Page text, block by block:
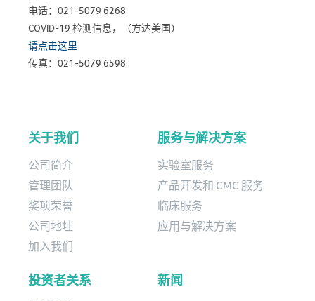
电话：021-5079 6268
COVID-19 检测信息，（方达美国）
请点击这里
传真：021-5079 6598
关于我们
公司简介
管理团队
奖项荣誉
公司地址
加入我们
服务与解决方案
实验室服务
产品开发和 CMC 服务
临床服务
应用与解决方案
投资者关系 新闻